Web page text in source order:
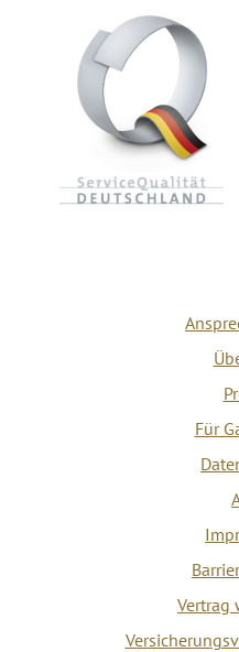
Für
Vertrag